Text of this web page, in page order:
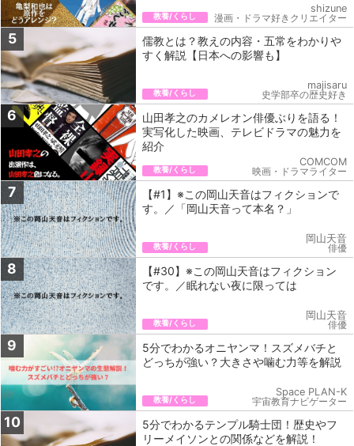
教養/くらし
shizune
漫画・ドラマ好きクリエイター
5
儒教とは？教えの内容・五常をわかりや
すく解説【日本への影響も】
教養/くらし
majisaru
史学部卒の歴史好き
6
山田孝之のカメレオン俳優ぶりを語る！
実写化した映画、テレビドラマの魅力を
紹介
教養/くらし
COMCOM
映画・ドラマライター
7
【#1】※この岡山天音はフィクションで
す。／「岡山天音って本名？」
教養/くらし
岡山天音
俳優
8
【#30】※この岡山天音はフィクション
です。／眠れない夜に限っては
教養/くらし
岡山天音
俳優
9
5分でわかるオニヤンマ！スズメバチと
どっちが強い？大きさや噛む力等を解説
教養/くらし
Space PLAN-K
宇宙教育ナビゲーター
10
5分でわかるテンプル騎士団！歴史やフ
リーメイソンとの関係などを解説！